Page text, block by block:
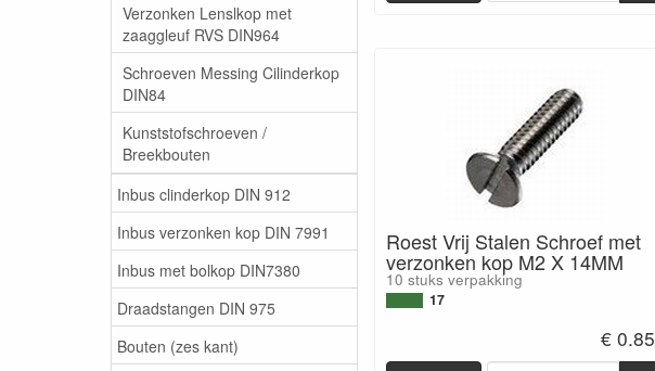
Verzonken Lenslkop met
zaaggleuf RVS DIN964
Schroeven Messing Cilinderkop
DIN84
Kunststofschroeven /
Breekbouten
Inbus clinderkop DIN 912
Inbus verzonken kop DIN 7991
Inbus met bolkop DIN7380
Draadstangen DIN 975
Bouten (zes kant)
Roest Vrij Stalen Schroef met
verzonken kop M2 X 14MM
10 stuks verpakking
17
€ 0.85